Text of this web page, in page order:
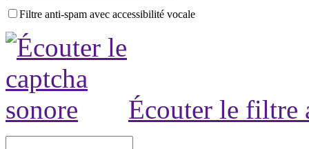
Filtre anti-spam avec accessibilité vocale
Écouter le filtre